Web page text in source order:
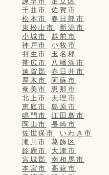
千曲市
佐賀市
松本市
春日部市
東松山市
新潟市
小城市
越前市
神戸市
小牧市
羽生市
玉名郡
帯広市
八幡浜市
遠賀郡
春日井市
厚木市
阿蘇市
奄美市
恵那市
北上市
天理市
恵庭市
島原市
鳴門市
江田島市
岡山市
長崎市
佐世保市
いわき市
滝川市
葛飾区
鈴鹿市
大津市
宮城郡
南相馬市
本宮市
高萩市